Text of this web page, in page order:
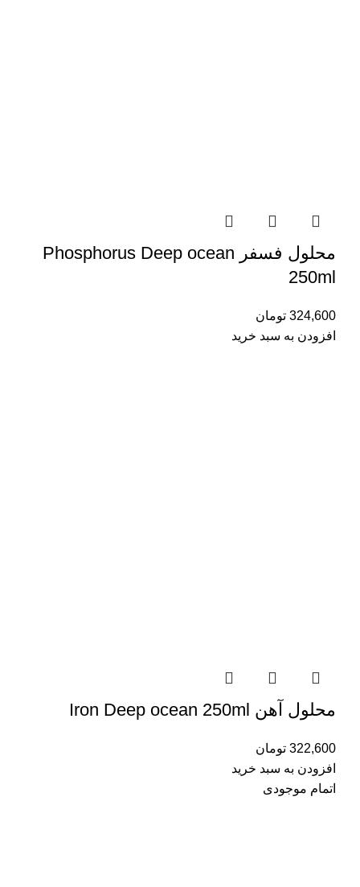
محلول فسفر Phosphorus Deep ocean
250ml
324,600 تومان
افزودن به سبد خرید
محلول آهن Iron Deep ocean 250ml
322,600 تومان
افزودن به سبد خرید
اتمام موجودی